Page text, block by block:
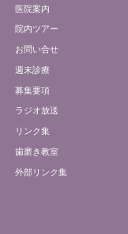
医院案内
院内ツアー
お問い合せ
週末診療
募集要項
ラジオ放送
リンク集
歯磨き教室
外部リンク集